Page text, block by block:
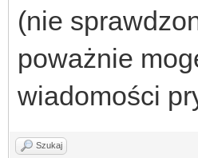
(nie
poważnie
wiadomości
Szukaj